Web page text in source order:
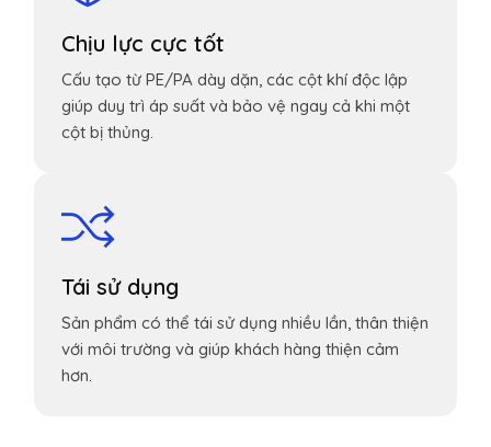
Chịu lực cực tốt
Cấu tạo từ PE/PA dày dặn, các cột khí độc lập
giúp duy trì áp suất và bảo vệ ngay cả khi một
cột bị thủng.
Tái sử dụng
Sản phẩm có thể tái sử dụng nhiều lần, thân thiện
với môi trường và giúp khách hàng thiện cảm
hơn.